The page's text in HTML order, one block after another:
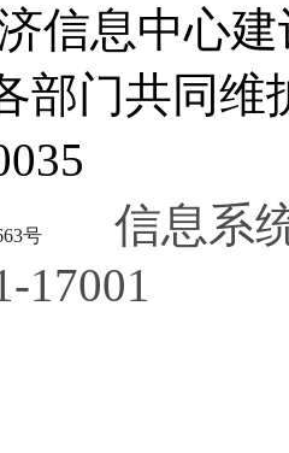
信息中心建
部门共同
号
信息系
17001